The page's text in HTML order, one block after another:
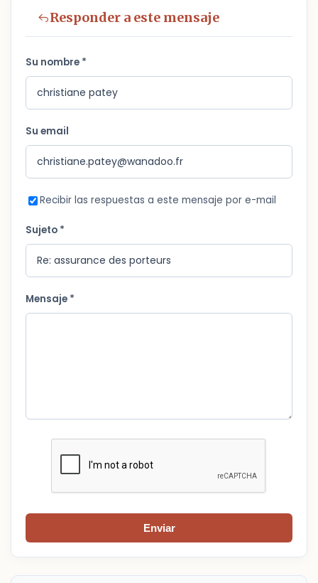
Responder a este mensaje
Su nombre *
Su email
Recibir las respuestas a este mensaje por e-mail
Sujeto *
Mensaje *
Enviar